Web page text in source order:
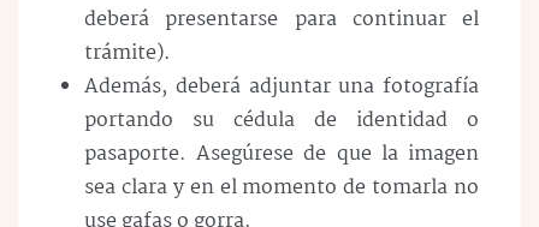
deberá presentarse para continuar el
trámite).
Además, deberá adjuntar una fotografía
portando su cédula de identidad o
pasaporte. Asegúrese de que la imagen
sea clara y en el momento de tomarla no